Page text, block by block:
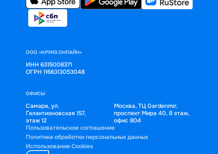
ООО «КРУИЗ.ОНЛАЙН»
ИНН 6315008371
ОГРН 1166313053048
ОФИСЫ
Самара, ул.
Галактионовская 157,
этаж 12
Москва, ТЦ Gardenmir,
проспект Мира 40, 8 этаж,
офис 804
Пользовательское соглашение
Политика обработки персональных данных
Использование Cookies